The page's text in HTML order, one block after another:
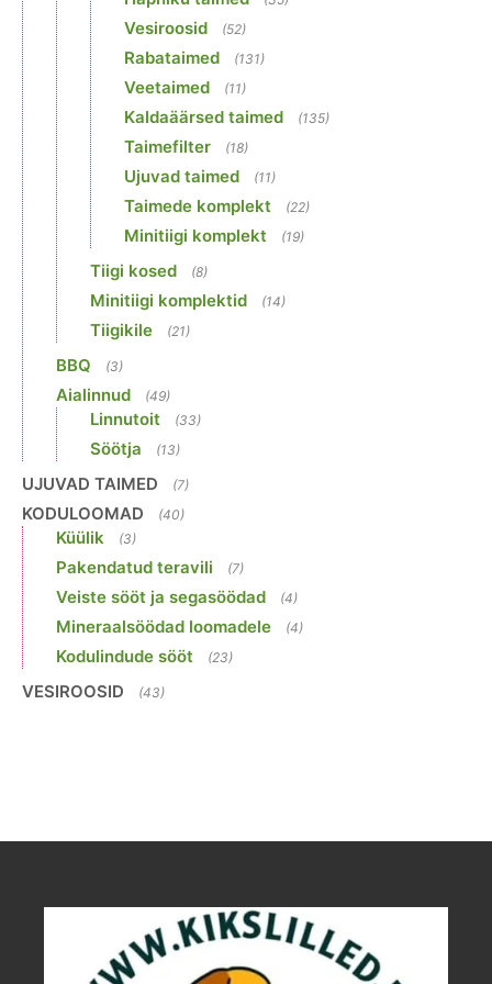
Vesiroosid (52)
Rabataimed (131)
Veetaimed (11)
Kaldaäärsed taimed (135)
Taimefilter (18)
Ujuvad taimed (11)
Taimede komplekt (22)
Minitiigi komplekt (19)
Tiigi kosed (8)
Minitiigi komplektid (14)
Tiigikile (21)
BBQ (3)
Aialinnud (49)
Linnutoit (33)
Söötja (13)
UJUVAD TAIMED (7)
KODULOOMAD (40)
Küülik (3)
Pakendatud teravili (7)
Veiste sööt ja segasöödad (4)
Mineraalsöödad loomadele (4)
Kodulindude sööt (23)
VESIROOSID (43)